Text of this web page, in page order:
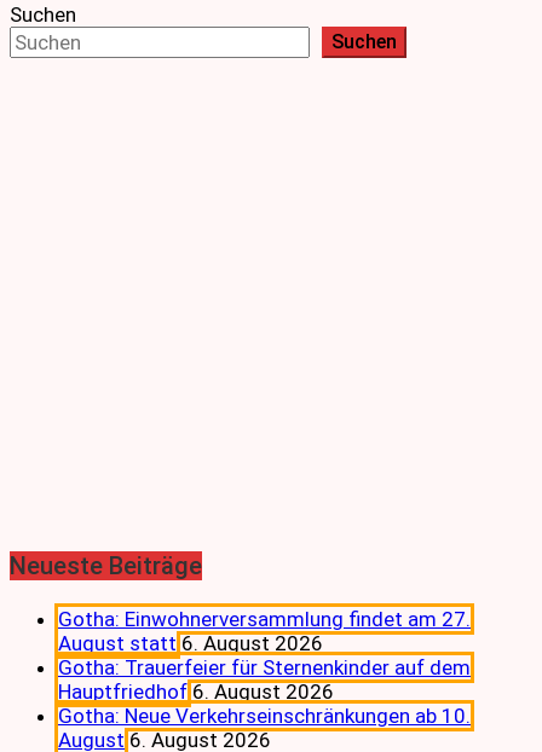
Suchen
Suchen
Neueste Beiträge
Gotha: Einwohnerversammlung findet am 27.
August statt 6. August 2026
Gotha: Trauerfeier für Sternenkinder auf dem
Hauptfriedhof 6. August 2026
Gotha: Neue Verkehrseinschränkungen ab 10.
August 6. August 2026